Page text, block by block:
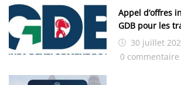
Appel d’offres
GDB pour les
industrielle de
30 juillet
0 commentaire